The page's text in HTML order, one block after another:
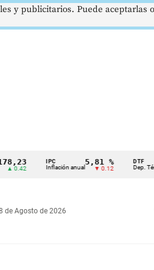
Inflación anual
5,81 %
▼ 0.12 Dep. Término
de Agosto de 2026
y publicitarios. Puede aceptarlas